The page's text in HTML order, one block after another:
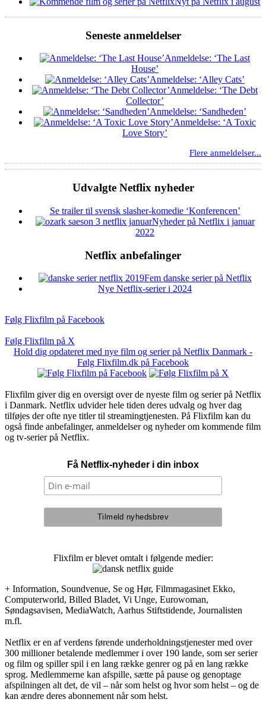
Seneste anmeldelser
Anmeldelse: ‘The Last
House’
Anmeldelse: ‘Alley Cats’
Anmeldelse: ‘The Debt
Collector’
Anmeldelse: ‘Sandheden’
Anmeldelse: ‘A Toxic
Love Story’
Flere anmeldelser...
Udvalgte Netflix nyheder
Se trailer til svensk slasher-komedie ‘Konferencen’
Nyheder på Netflix i januar
2022
Netflix anbefalinger
Fem danske serier på Netflix
Nye Netflix-serier i 2024
Følg Flixfilm på Facebook
Følg Flixfilm på X
Hold dig opdateret med nye film og serier på Netflix Danmark -
Følg Flixfilm.dk på Facebook
Flixfilm giver dig en oversigt over de nyeste film og serier på Netflix
i Danmark. Netflix udvider hele tiden deres udvalg og hver dag
tilføjes der ofte nye titler til streamingtjenesten. På Flixfilm kan du
også finde anbefalinger, anmeldelser og nyheder om kommende film
og tv-serier på Netflix.
Få Netflix-nyheder i din inbox
Flixfilm er blevet omtalt i følgende medier:
+ Information, Soundvenue, Se og Hør, Filmmagasinet Ekko,
Computerworld, Billed Bladet, Vi Unge, Eurowoman,
Søndagsavisen, MediaWatch, Aarhus Stiftstidende, Journalisten
m.fl.
Netflix er en af verdens førende underholdningstjenester med over
300 millioner betalende medlemmer i over 190 lande, som ser serier
og film og spiller spil i en lang række genrer og på en lang række
sprog. Medlemmerne kan afspille, sætte på pause og genoptage
afspilningen alt det, de vil – når som helst og hvor som helst – og de
kan ændre deres abonnement når som helst.